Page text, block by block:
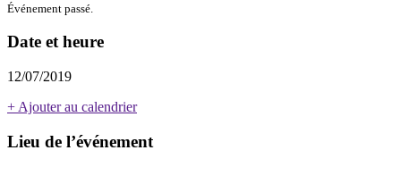
Événement passé.
Date et heure
12/07/2019
+ Ajouter au calendrier
Lieu de l’événement